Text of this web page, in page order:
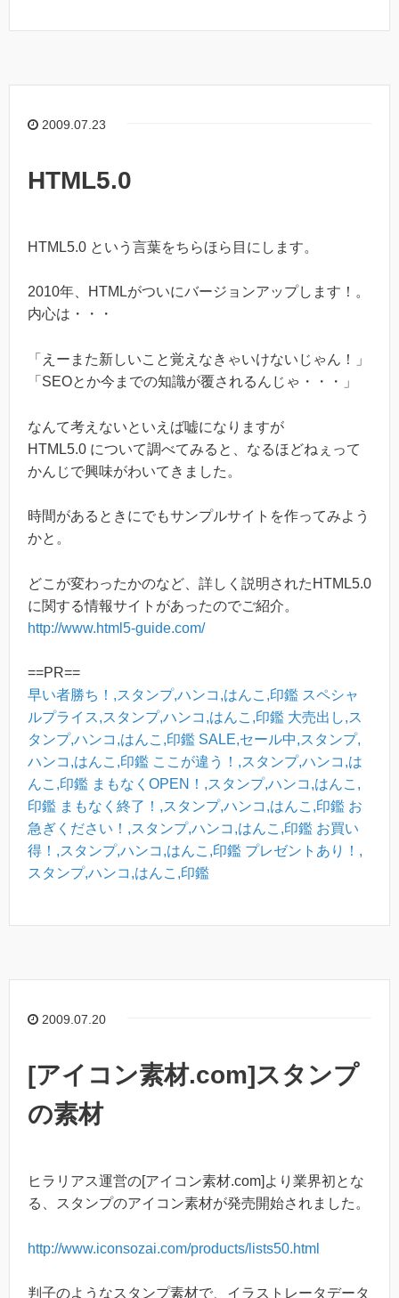
2009.07.23
HTML5.0
HTML5.0 という言葉をちらほら目にします。
2010年、HTMLがついにバージョンアップします！。
内心は・・・
「えーまた新しいこと覚えなきゃいけないじゃん！」
「SEOとか今までの知識が覆されるんじゃ・・・」
なんて考えないといえば嘘になりますが
HTML5.0 について調べてみると、なるほどねぇって
かんじで興味がわいてきました。
時間があるときにでもサンプルサイトを作ってみよう
かと。
どこが変わったかのなど、詳しく説明されたHTML5.0
に関する情報サイトがあったのでご紹介。
http://www.html5-guide.com/
==PR==
早い者勝ち！,スタンプ,ハンコ,はんこ,印鑑 スペシャ
ルプライス,スタンプ,ハンコ,はんこ,印鑑 大売出し,ス
タンプ,ハンコ,はんこ,印鑑 SALE,セール中,スタンプ,
ハンコ,はんこ,印鑑 ここが違う！,スタンプ,ハンコ,は
んこ,印鑑 まもなくOPEN！,スタンプ,ハンコ,はんこ,
印鑑 まもなく終了！,スタンプ,ハンコ,はんこ,印鑑 お
急ぎください！,スタンプ,ハンコ,はんこ,印鑑 お買い
得！,スタンプ,ハンコ,はんこ,印鑑 プレゼントあり！,
スタンプ,ハンコ,はんこ,印鑑
2009.07.20
[アイコン素材.com]スタンプ
の素材
ヒラリアス運営の[アイコン素材.com]より業界初とな
る、スタンプのアイコン素材が発売開始されました。
http://www.iconsozai.com/products/lists50.html
判子のようなスタンプ素材で、イラストレータデータ